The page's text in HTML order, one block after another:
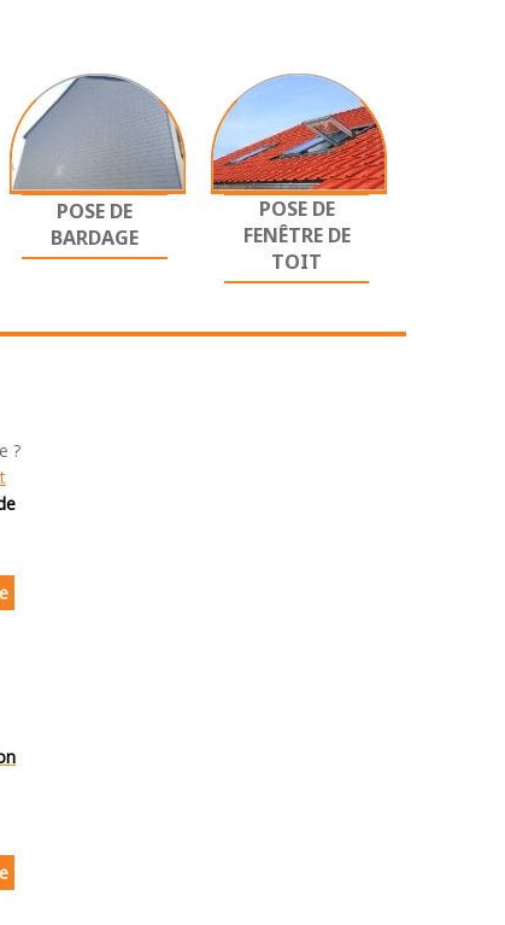
POSE DE
BARDAGE
POSE DE
FENÊTRE DE
TOIT
?